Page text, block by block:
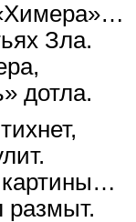
Зла.
дотла.
картины…
размыт.